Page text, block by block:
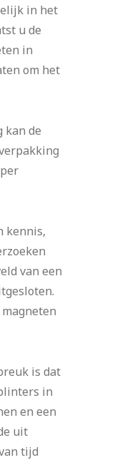
in het
u de
in
om het
kan de
kennis,
van een
is dat
in
en een
uit
tijd